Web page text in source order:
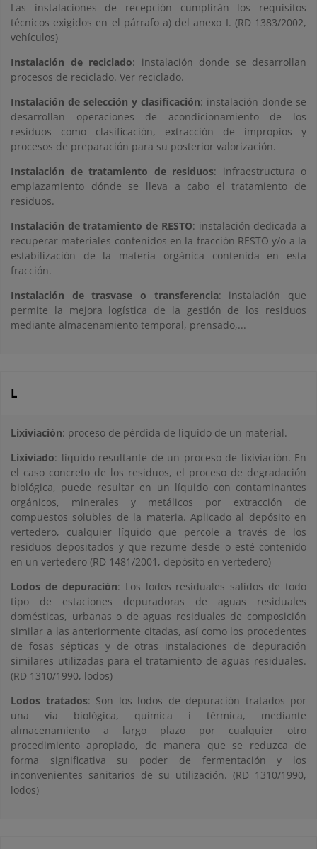
Las instalaciones de recepción cumplirán los requisitos
técnicos exigidos en el párrafo a) del anexo I. (RD 1383/2002,
vehículos)
Instalación de reciclado: instalación donde se desarrollan
procesos de reciclado. Ver reciclado.
Instalación de selección y clasificación: instalación donde se
desarrollan operaciones de acondicionamiento de los
residuos como clasificación, extracción de impropios y
procesos de preparación para su posterior valorización.
Instalación de tratamiento de residuos: infraestructura o
emplazamiento dónde se lleva a cabo el tratamiento de
residuos.
Instalación de tratamiento de RESTO: instalación dedicada a
recuperar materiales contenidos en la fracción RESTO y/o a la
estabilización de la materia orgánica contenida en esta
fracción.
Instalación de trasvase o transferencia: instalación que
permite la mejora logística de la gestión de los residuos
mediante almacenamiento temporal, prensado,...
L
Lixiviación: proceso de pérdida de líquido de un material.
Lixiviado: líquido resultante de un proceso de lixiviación. En
el caso concreto de los residuos, el proceso de degradación
biológica, puede resultar en un líquido con contaminantes
orgánicos, minerales y metálicos por extracción de
compuestos solubles de la materia. Aplicado al depósito en
vertedero, cualquier líquido que percole a través de los
residuos depositados y que rezume desde o esté contenido
en un vertedero (RD 1481/2001, depósito en vertedero)
Lodos de depuración: Los lodos residuales salidos de todo
tipo de estaciones depuradoras de aguas residuales
domésticas, urbanas o de aguas residuales de composición
similar a las anteriormente citadas, así como los procedentes
de fosas sépticas y de otras instalaciones de depuración
similares utilizadas para el tratamiento de aguas residuales.
(RD 1310/1990, lodos)
Lodos tratados: Son los lodos de depuración tratados por
una vía biológica, química i térmica, mediante
almacenamiento a largo plazo por cualquier otro
procedimiento apropiado, de manera que se reduzca de
forma significativa su poder de fermentación y los
inconvenientes sanitarios de su utilización. (RD 1310/1990,
lodos)